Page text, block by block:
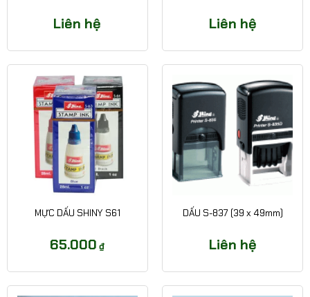
Liên hệ Liên hệ
MỰC DẤU SHINY S61
65.000 ₫
DẤU S-837 (39 x 49mm)
Liên hệ